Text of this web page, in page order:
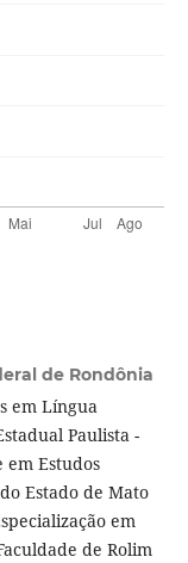
de Rondônia
em Língua
Paulista -
em Estudos
Estado de Mato
em
de Rolim